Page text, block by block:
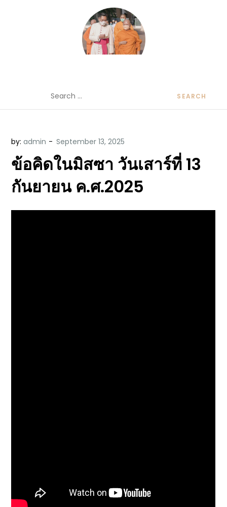
ประทานพระพรแก่พวกท่านท้งหลายเทอญ
for:
by:admin
ข้อคิดในมิสซา วันเสาร์ที่ 13
กันยายน ค.ศ.2025